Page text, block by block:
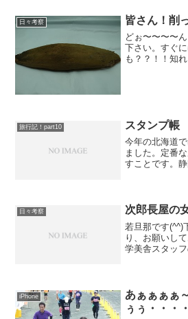
日々考察 皆さん！削
どぉ〜〜〜〜
下さい。すぐ
も？？！！知
旅行記！part10 スタンプ帳
今年の北海道
ました。定番
すことです。
がり！(^^)
日々考察 次郎長屋の
若旦那です(^^)
り、お願いし
学美舎スタッ
かいコメント
iPhone
あぁぁぁぁ
ぅぅ・・・